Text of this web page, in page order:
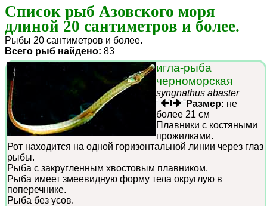
Список рыб Азовского моря
длиной 20 сантиметров и более.
Рыбы 20 сантиметров и более.
Всего рыб найдено: 83
игла-рыба
черноморская
syngnathus abaster
Размер: не
более 21 см
Плавники с костяными
прожилками.
Рот находится на одной горизонтальной линии через глаз
рыбы.
Рыба с закругленным хвостовым плавником.
Рыба имеет змеевидную форму тела округлую в
поперечнике.
Рыба без усов.